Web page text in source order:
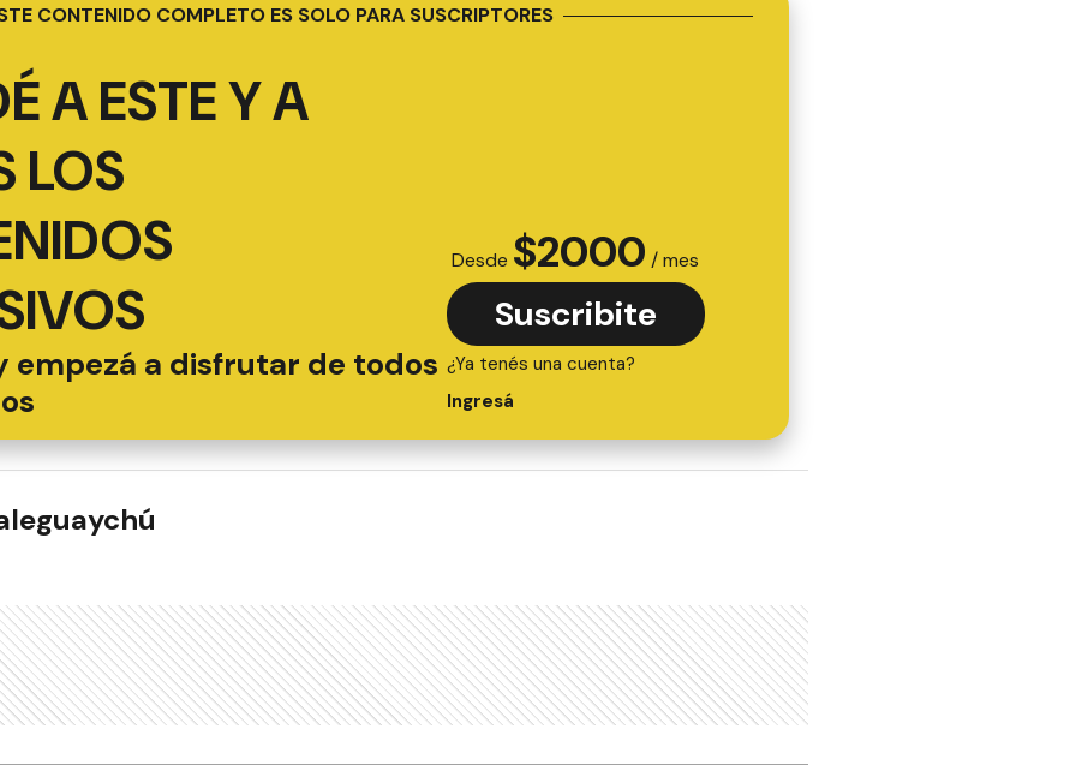
CONTENIDO COMPLETO ES SOLO PARA SUSCRIPTORES
A ESTE Y A
LOS
empezá a disfrutar de todos
Desde $2000 / mes
Suscribite
¿Ya tenés una cuenta?
Ingresá